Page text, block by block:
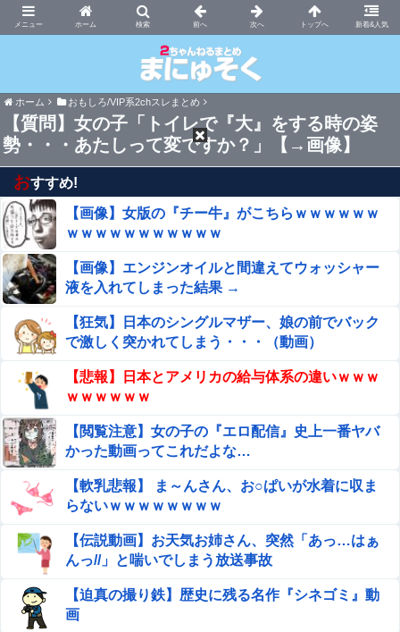
ホーム 新着&人気
まにゅそく 2chまとめニュース速報VIP
ホーム おもしろ/VIP系2chスレまとめ
【質問】女の子「トイレで『大』をする時の姿
勢・・・あたしって変ですか？」【→画像】
おすすめ!
【画像】女版の『チー牛』がこちらｗｗｗｗｗｗ
ｗｗｗｗｗｗｗｗｗｗｗ
【画像】エンジンオイルと間違えてウォッシャー
液を入れてしまった結果 →
【狂気】日本のシングルマザー、娘の前でバック
で激しく突かれてしまう・・・（動画）
【悲報】日本とアメリカの給与体系の違いｗｗｗ
ｗｗｗｗｗｗ
【閲覧注意】女の子の『エロ配信』史上一番ヤバ
かった動画ってこれだよな…
【軟乳悲報】 ま～んさん、お○ぱいが水着に収ま
らないｗｗｗｗｗｗｗｗ
【伝説動画】お天気お姉さん、突然「あっ…はぁ
んっ//」と喘いでしまう放送事故
【迫真の撮り鉄】歴史に残る名作『シネゴミ』動
画